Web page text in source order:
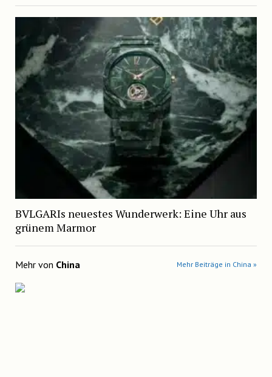
BVLGARIs neuestes Wunderwerk: Eine Uhr aus
grünem Marmor
Mehr von China Mehr Beiträge in China »